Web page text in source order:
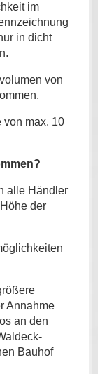
im
in dicht
von
von max. 10
alle Händler
der
Annahme
an den
Bauhof